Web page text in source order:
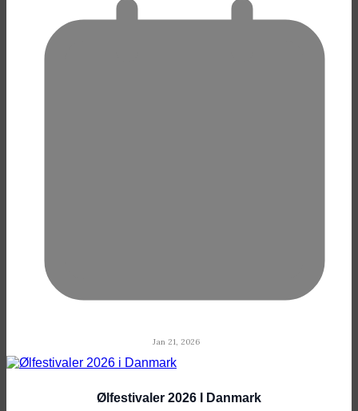
Jan 21, 2026
Ølfestivaler 2026 I Danmark